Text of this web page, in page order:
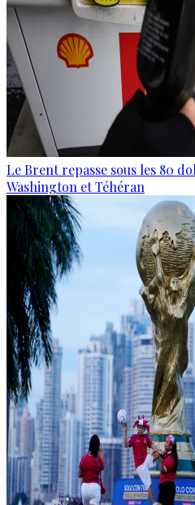
Le Brent repasse sous les 80
Washington et Téhéran